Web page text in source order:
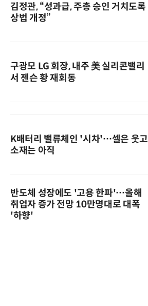
김정관, “성과급, 주총 승인 거치도록
상법 개정”
구광모 LG 회장, 내주 美 실리콘밸리
서 젠슨 황 재회동
K배터리 밸류체인 '시차'…셀은 웃고
소재는 아직
반도체 성장에도 '고용 한파'…올해
취업자 증가 전망 10만명대로 대폭
'하향'